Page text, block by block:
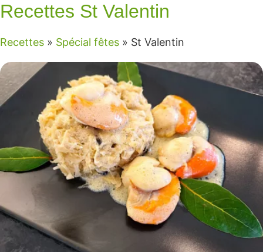
Recettes St Valentin
Recettes » Spécial fêtes » St Valentin